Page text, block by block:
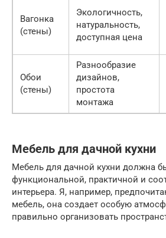
Вагонка
(стены)
Экологичность,
натуральность,
доступная цена
Обои
(стены)
Разнообразие
дизайнов,
простота
монтажа
Мебель для дачной кухни
Мебель для дачной кухни должна
функциональной, практичной и
интерьера. Я, например,
мебель, она создает особую
правильно организовать